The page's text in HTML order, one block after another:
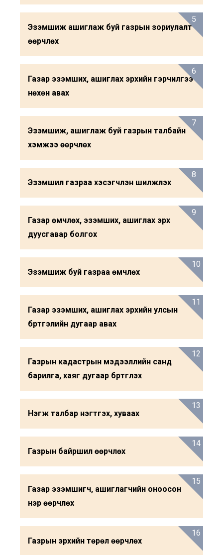
Эзэмшиж ашиглаж буй газрын зориулалт
өөрчлөх
5
Газар эзэмших, ашиглах эрхийн гэрчилгээ
нөхөн авах
6
Эзэмшиж, ашиглаж буй газрын талбайн
хэмжээ өөрчлөх
7
Эзэмшил газраа хэсэгчлэн шилжүүлэх
8
Газар өмчлөх, эзэмших, ашиглах эрх
дуусгавар болгох
9
Эзэмшиж буй газраа өмчлөх
10
Газар эзэмших, ашиглах эрхийн улсын
бүртгэлийн дугаар авах
11
Газрын кадастрын мэдээллийн санд
барилга, хаяг дугаар бүртгүүлэх
12
Нэгж талбар нэгтгэх, хуваах
13
Газрын байршил өөрчлөх
14
Газар эзэмшигч, ашиглагчийн оноосон
нэр өөрчлөх
15
Газрын эрхийн төрөл өөрчлөх
16